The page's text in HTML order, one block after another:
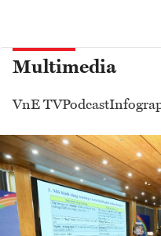
Multimedia
VnE TVPodcast